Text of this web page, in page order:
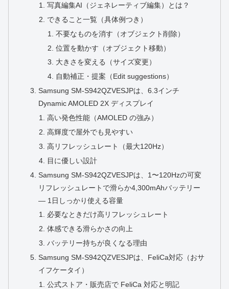
写真編集AI（ジェネレーティブ編集）とは？
できること一覧（具体例つき）
不要なものを消す（オブジェクト削除）
位置を動かす（オブジェクト移動）
大きさを変える（サイズ変更）
自動補正・提案（Edit suggestions）
Samsung SM-S942QZVESJPは、6.3インチ
Dynamic AMOLED 2X ディスプレイ
高い発色性能（AMOLED の強み）
高輝度で屋外でも見やすい
高リフレッシュレート（最大120Hz）
目に優しい設計
Samsung SM-S942QZVESJPは、1〜120Hzの可変
リフレッシュレートで滑らか4,300mAhバッテリー
― 1日しっかり使える容量
必要なときだけ高リフレッシュレート
体感できる滑らかさの向上
バッテリー持ちが良くなる理由
Samsung SM-S942QZVESJPは、FeliCa対応（おサ
イフケータイ）
公式ストア・販売店で FeliCa 対応と明記